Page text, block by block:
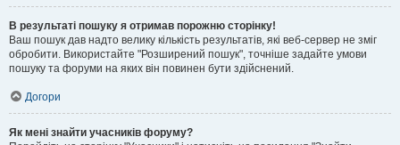
В результаті пошуку я отримав порожню сторінку!
Ваш пошук дав надто велику кількість результатів, які веб-сервер не зміг
обробити. Використайте "Розширений пошук", точніше задайте умови
пошуку та форуми на яких він повинен бути здійснений.
Догори
Як мені знайти учасників форуму?